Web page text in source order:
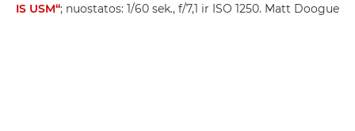
IS USM“; nuostatos: 1/60 sek., f/7,1 ir ISO 1250. Matt Doogue